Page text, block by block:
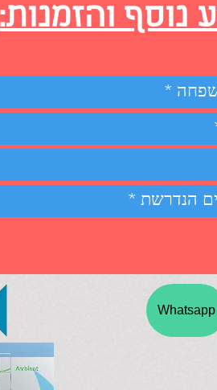
נוסף והזמנות:
אריזות
אריזה טמפרטורה,
מארז מבוקר
Whatsapp